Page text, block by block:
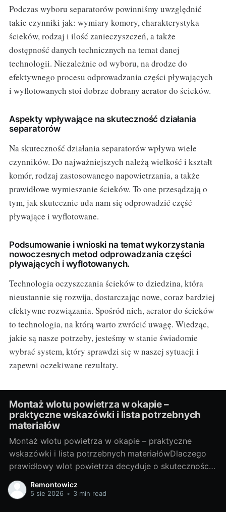
Podczas wyboru separatorów powinniśmy uwzględnić
takie czynniki jak: wymiary komory, charakterystyka
ścieków, rodzaj i ilość zanieczyszczeń, a także
dostępność danych technicznych na temat danej
technologii. Niezależnie od wyboru, na drodze do
efektywnego procesu odprowadzania części pływających
i wyflotowanych stoi dobrze dobrany aerator do ścieków.
Aspekty wpływające na skuteczność działania
separatorów
Na skuteczność działania separatorów wpływa wiele
czynników. Do najważniejszych należą wielkość i kształt
komór, rodzaj zastosowanego napowietrzania, a także
prawidłowe wymieszanie ścieków. To one przesądzają o
tym, jak skutecznie uda nam się odprowadzić część
pływające i wyflotowane.
Podsumowanie i wnioski na temat wykorzystania
nowoczesnych metod odprowadzania części
pływających i wyflotowanych.
Technologia oczyszczania ścieków to dziedzina, która
nieustannie się rozwija, dostarczając nowe, coraz bardziej
efektywne rozwiązania. Spośród nich, aerator do ścieków
to technologia, na którą warto zwrócić uwagę. Wiedząc,
jakie są nasze potrzeby, jesteśmy w stanie świadomie
wybrać system, który sprawdzi się w naszej sytuacji i
zapewni oczekiwane rezultaty.
Montaż wlotu powietrza w okapie –
praktyczne wskazówki i lista potrzebnych
materiałów
Montaż wlotu powietrza w okapie – praktyczne
wskazówki i lista potrzebnych materiałówDlaczego
prawidłowy wlot powietrza decyduje o skuteczności
okapuOkap kuchenny jest tak dobry, jak dopływ
świeżego powietrza do pomieszczenia. Gdy
Remontowicz
5 sie 2026 • 3 min read